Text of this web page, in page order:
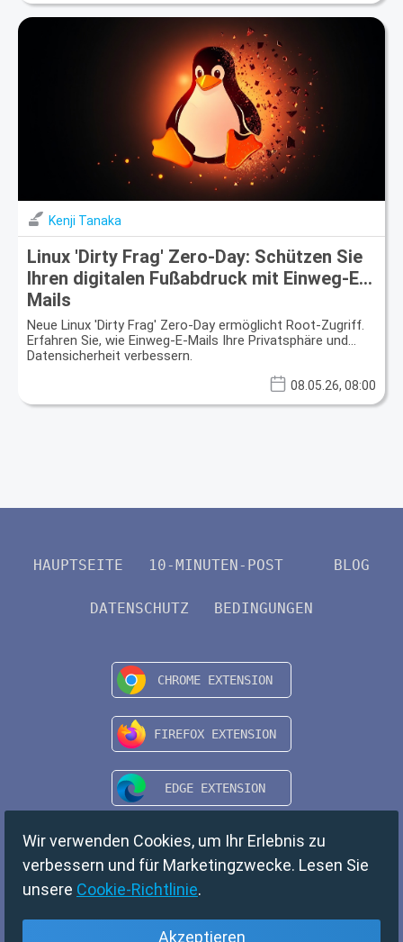
Kenji Tanaka
Linux 'Dirty Frag' Zero-Day: Schützen Sie
Ihren digitalen Fußabdruck mit Einweg-E-
Mails
Neue Linux 'Dirty Frag' Zero-Day ermöglicht Root-Zugriff.
Erfahren Sie, wie Einweg-E-Mails Ihre Privatsphäre und
Datensicherheit verbessern.
08.05.26, 08:00
HAUPTSEITE 10-MINUTEN-POST BLOG
DATENSCHUTZ BEDINGUNGEN
Wir verwenden Cookies, um Ihr Erlebnis zu
verbessern und für Marketingzwecke. Lesen Sie
unsere Cookie-Richtlinie.
Akzeptieren